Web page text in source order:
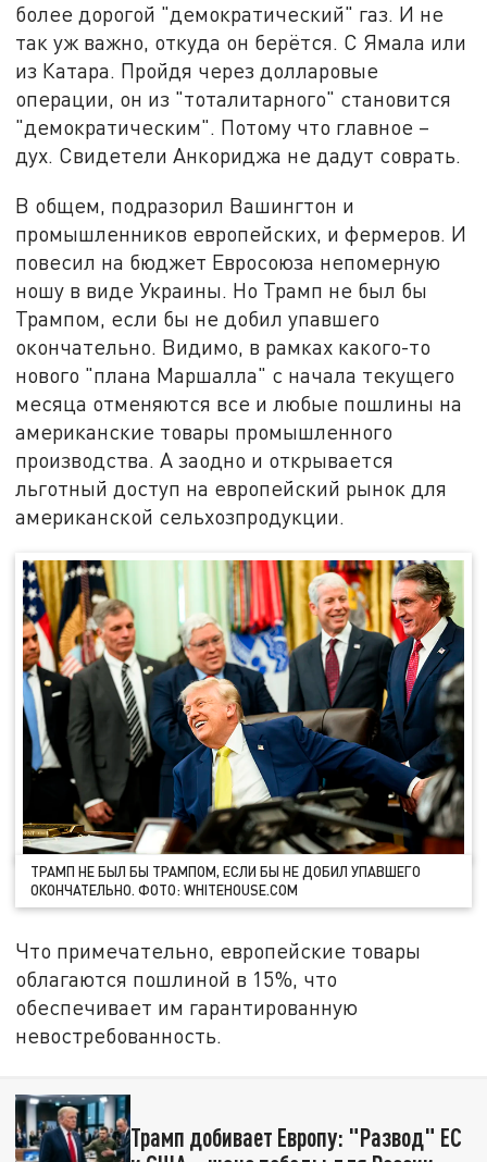
более дорогой "демократический" газ. И не
так уж важно, откуда он берётся. С Ямала или
из Катара. Пройдя через долларовые
операции, он из "тоталитарного" становится
"демократическим". Потому что главное –
дух. Свидетели Анкориджа не дадут соврать.
В общем, подразорил Вашингтон и
промышленников европейских, и фермеров. И
повесил на бюджет Евросоюза непомерную
ношу в виде Украины. Но Трамп не был бы
Трампом, если бы не добил упавшего
окончательно. Видимо, в рамках какого-то
нового "плана Маршалла" с начала текущего
месяца отменяются все и любые пошлины на
американские товары промышленного
производства. А заодно и открывается
льготный доступ на европейский рынок для
американской сельхозпродукции.
ТРАМП НЕ БЫЛ БЫ ТРАМПОМ, ЕСЛИ БЫ НЕ ДОБИЛ УПАВШЕГО
ОКОНЧАТЕЛЬНО. ФОТО: WHITEHOUSE.COM
Что примечательно, европейские товары
облагаются пошлиной в 15%, что
обеспечивает им гарантированную
невостребованность.
Трамп добивает Европу: "Развод" ЕС